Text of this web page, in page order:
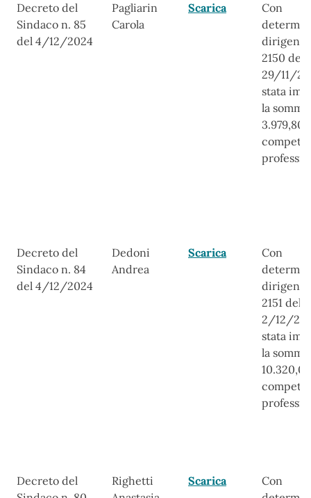
Decreto del
Sindaco n. 85
del 4/12/2024
Pagliarin
Carola
Scarica
Con
2150 del
29/11/
stata
la
3.979,80
Decreto del
Sindaco n. 84
del 4/12/2024
Dedoni
Andrea
Scarica
Con
2151 del
2/12/
stata
la
Decreto del
Righetti
Scarica
Con